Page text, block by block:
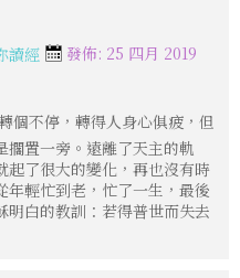
讀經
發佈: 25 四月 2019
個不停，轉得人身心俱疲，但
擱置一旁。遠離了天主的軌
起了很大的變化，再也沒有時
年輕忙到老，忙了一生，最後
明白的教訓：若得普世而失去